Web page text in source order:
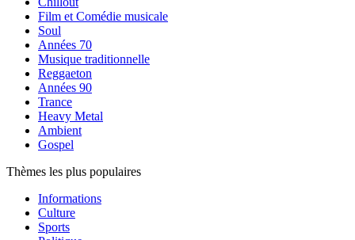
Film et Comédie musicale
Soul
Années 70
Musique traditionnelle
Reggaeton
Années 90
Trance
Heavy Metal
Ambient
Gospel
Thèmes les plus populaires
Informations
Culture
Sports